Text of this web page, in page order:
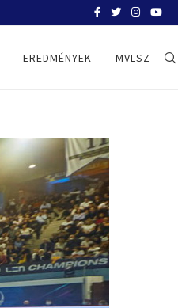
EREDMÉNYEK MVLSZ